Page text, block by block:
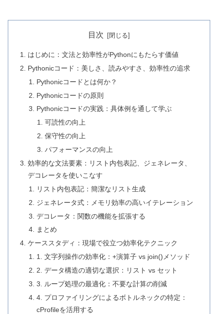
目次
はじめに：文法と効率性がPythonにもたらす価値
Pythonicコード：美しさ、読みやすさ、効率性の追求
Pythonicコードとは何か？
Pythonicコードの原則
Pythonicコードの実践：具体例を通して学ぶ
可読性の向上
保守性の向上
パフォーマンスの向上
効率的な文法要素：リスト内包表記、ジェネレータ、
デコレータを使いこなす
リスト内包表記：簡潔なリスト生成
ジェネレータ式：メモリ効率の高いイテレーション
デコレータ：関数の機能を拡張する
まとめ
ケーススタディ：現場で役立つ効率化テクニック
1. 文字列操作の効率化：+演算子 vs join()メソッド
2. データ構造の適切な選択：リスト vs セット
3. ループ処理の最適化：不要な計算の削減
4. プロファイリングによるボトルネックの特定：
cProfileを活用する